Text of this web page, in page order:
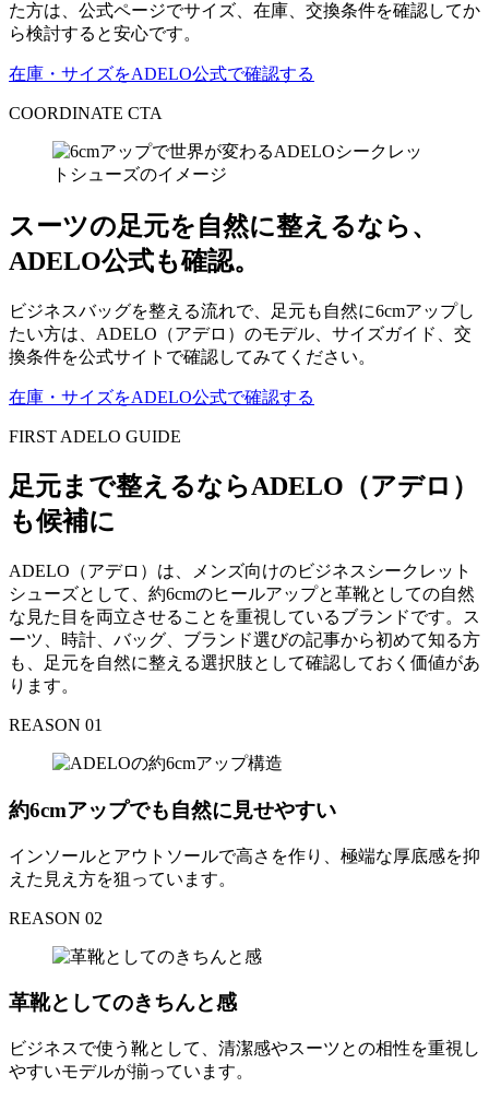
た方は、公式ページでサイズ、在庫、交換条件を確認してか
ら検討すると安心です。
在庫・サイズをADELO公式で確認する
COORDINATE CTA
スーツの足元を自然に整えるなら、
ADELO公式も確認。
ビジネスバッグを整える流れで、足元も自然に6cmアップし
たい方は、ADELO（アデロ）のモデル、サイズガイド、交
換条件を公式サイトで確認してみてください。
在庫・サイズをADELO公式で確認する
FIRST ADELO GUIDE
足元まで整えるならADELO（アデロ）
も候補に
ADELO（アデロ）は、メンズ向けのビジネスシークレット
シューズとして、約6cmのヒールアップと革靴としての自然
な見た目を両立させることを重視しているブランドです。ス
ーツ、時計、バッグ、ブランド選びの記事から初めて知る方
も、足元を自然に整える選択肢として確認しておく価値があ
ります。
REASON 01
約6cmアップでも自然に見せやすい
インソールとアウトソールで高さを作り、極端な厚底感を抑
えた見え方を狙っています。
REASON 02
革靴としてのきちんと感
ビジネスで使う靴として、清潔感やスーツとの相性を重視し
やすいモデルが揃っています。